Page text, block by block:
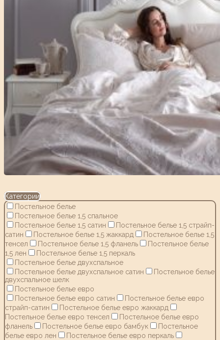
Категории
Постельное белье
Постельное белье 1,5 спальное
Постельное белье 1,5 сатин
Постельное белье 1,5 страйп-
сатин
Постельное белье 1,5 жаккард
Постельное белье 1,5
тенсел
Постельное белье 1,5 фланель
Постельное белье
1,5 лен
Постельное белье 1,5 перкаль
Постельное белье двухспальное
Постельное белье двухспальное сатин
Постельное белье
двухспальное шелк
Постельное белье евро
Постельное белье евро сатин
Постельное белье евро
страйп-сатин
Постельное белье евро жаккард
Постельное белье евро тенсел
Постельное белье евро
фланель
Постельное белье евро бамбук
Постельное
белье евро лен
Постельное белье евро перкаль